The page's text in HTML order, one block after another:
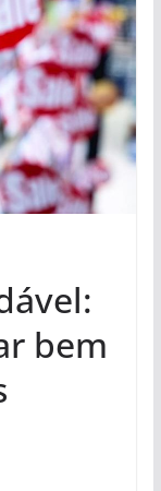
bem